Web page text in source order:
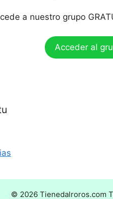
a nuestro grupo
Acceder al
© 2026 Tienedalroros.com